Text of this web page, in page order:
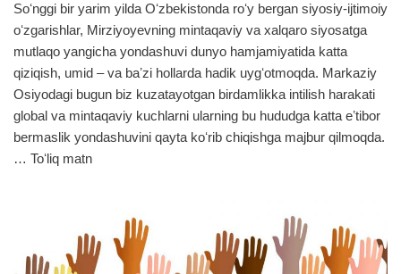
Soʻnggi bir yarim yilda Oʻzbekistonda roʻy bergan siyosiy-ijtimoiy
oʻzgarishlar, Mirziyoyevning mintaqaviy va xalqaro siyosatga
mutlaqo yangicha yondashuvi dunyo hamjamiyatida katta
qiziqish, umid – va baʼzi hollarda hadik uygʻotmoqda. Markaziy
Osiyodagi bugun biz kuzatayotgan birdamlikka intilish harakati
global va mintaqaviy kuchlarni ularning bu hududga katta eʼtibor
bermaslik yondashuvini qayta koʻrib chiqishga majbur qilmoqda.
… Toʻliq matn